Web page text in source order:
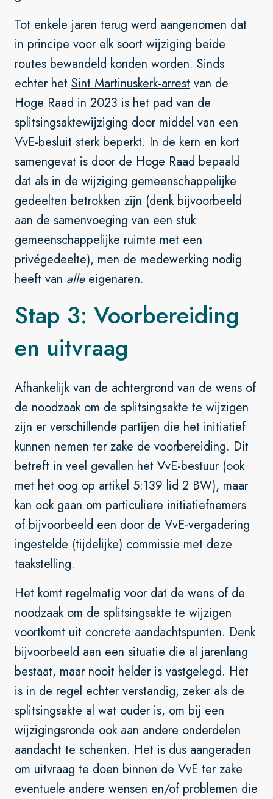
Tot enkele jaren terug werd aangenomen dat
in principe voor elk soort wijziging beide
routes bewandeld konden worden. Sinds
echter het Sint Martinuskerk-arrest van de
Hoge Raad in 2023 is het pad van de
splitsingsaktewijziging door middel van een
VvE-besluit sterk beperkt. In de kern en kort
samengevat is door de Hoge Raad bepaald
dat als in de wijziging gemeenschappelijke
gedeelten betrokken zijn (denk bijvoorbeeld
aan de samenvoeging van een stuk
gemeenschappelijke ruimte met een
privégedeelte), men de medewerking nodig
heeft van alleeigenaren.
Stap 3: Voorbereiding
en uitvraag
Afhankelijk van de achtergrond van de wens of
de noodzaak om de splitsingsakte te wijzigen
zijn er verschillende partijen die het initiatief
kunnen nemen ter zake de voorbereiding. Dit
betreft in veel gevallen het VvE-bestuur (ook
met het oog op artikel 5:139 lid 2 BW), maar
kan ook gaan om particuliere initiatiefnemers
of bijvoorbeeld een door de VvE-vergadering
ingestelde (tijdelijke) commissie met deze
taakstelling.
Het komt regelmatig voor dat de wens of de
noodzaak om de splitsingsakte te wijzigen
voortkomt uit concrete aandachtspunten. Denk
bijvoorbeeld aan een situatie die al jarenlang
bestaat, maar nooit helder is vastgelegd. Het
is in de regel echter verstandig, zeker als de
splitsingsakte al wat ouder is, om bij een
wijzigingsronde ook aan andere onderdelen
aandacht te schenken. Het is dus aangeraden
om uitvraag te doen binnen de VvE ter zake
eventuele andere wensen en/of problemen die